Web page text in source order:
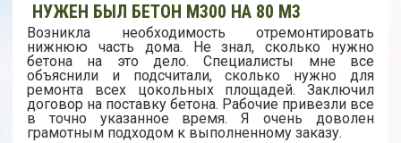
НУЖЕН БЫЛ БЕТОН М300 НА 80 М3
Возникла необходимость отремонтировать
нижнюю часть дома. Не знал, сколько нужно
бетона на это дело. Специалисты мне все
объяснили и подсчитали, сколько нужно для
ремонта всех цокольных площадей. Заключил
договор на поставку бетона. Рабочие привезли все
в точно указанное время. Я очень доволен
грамотным подходом к выполненному заказу.